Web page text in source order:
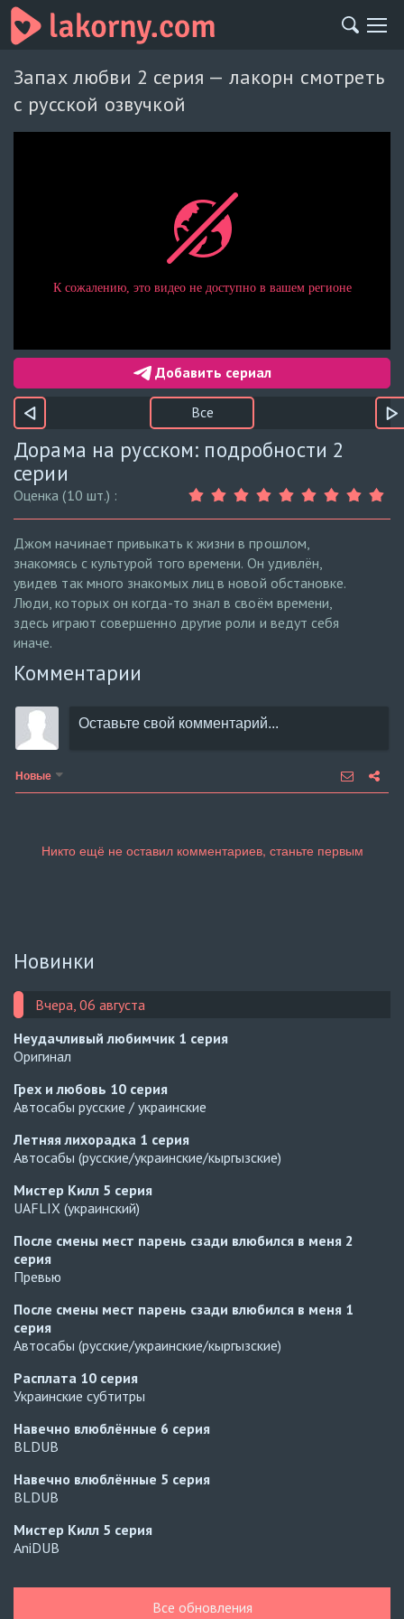
Запах любви 2 серия — лакорн смотреть
с русской озвучкой
Добавить сериал
Все
Дорама на русском: подробности 2
серии
Оценка (10 шт.) :
Джом начинает привыкать к жизни в прошлом,
знакомясь с культурой того времени. Он удивлён,
увидев так много знакомых лиц в новой обстановке.
Люди, которых он когда-то знал в своём времени,
здесь играют совершенно другие роли и ведут себя
иначе.
Комментарии
Новые
Новинки
Вчера, 06 августа
Неудачливый любимчик 1 серия
Оригинал
Грех и любовь 10 серия
Автосабы русские / украинские
Летняя лихорадка 1 серия
Автосабы (русские/украинские/кыргызские)
Мистер Килл 5 серия
UAFLIX (украинский)
После смены мест парень сзади влюбился в меня 2
серия
Превью
После смены мест парень сзади влюбился в меня 1
серия
Автосабы (русские/украинские/кыргызские)
Расплата 10 серия
Украинские субтитры
Навечно влюблённые 6 серия
BLDUB
Навечно влюблённые 5 серия
BLDUB
Мистер Килл 5 серия
AniDUB
Все обновления